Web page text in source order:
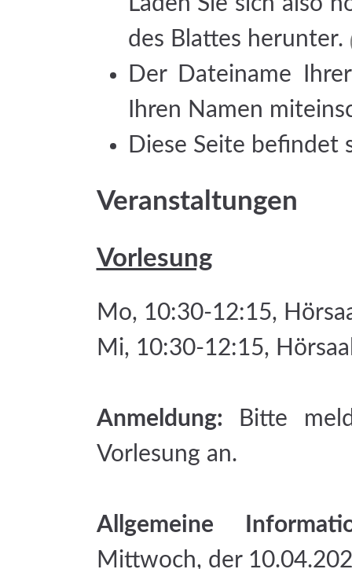
des Blattes herunter.
Der Dateiname
Ihren Namen
Diese Seite befindet
Veranstaltungen
Vorlesung
Mo, 10:30-12:15,
Mi, 10:30-12:15,
Anmeldung: Bitte
Vorlesung an.
Allgemeine
Mittwoch, der